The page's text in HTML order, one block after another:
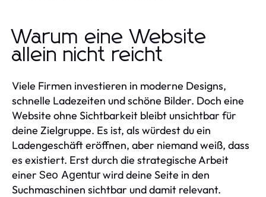
Warum eine Website
allein nicht reicht
Viele Firmen investieren in moderne Designs,
schnelle Ladezeiten und schöne Bilder. Doch eine
Website ohne Sichtbarkeit bleibt unsichtbar für
deine Zielgruppe. Es ist, als würdest du ein
Ladengeschäft eröffnen, aber niemand weiß, dass
es existiert. Erst durch die strategische Arbeit
einer Seo Agenturwird deine Seite in den
Suchmaschinen sichtbar und damit relevant.